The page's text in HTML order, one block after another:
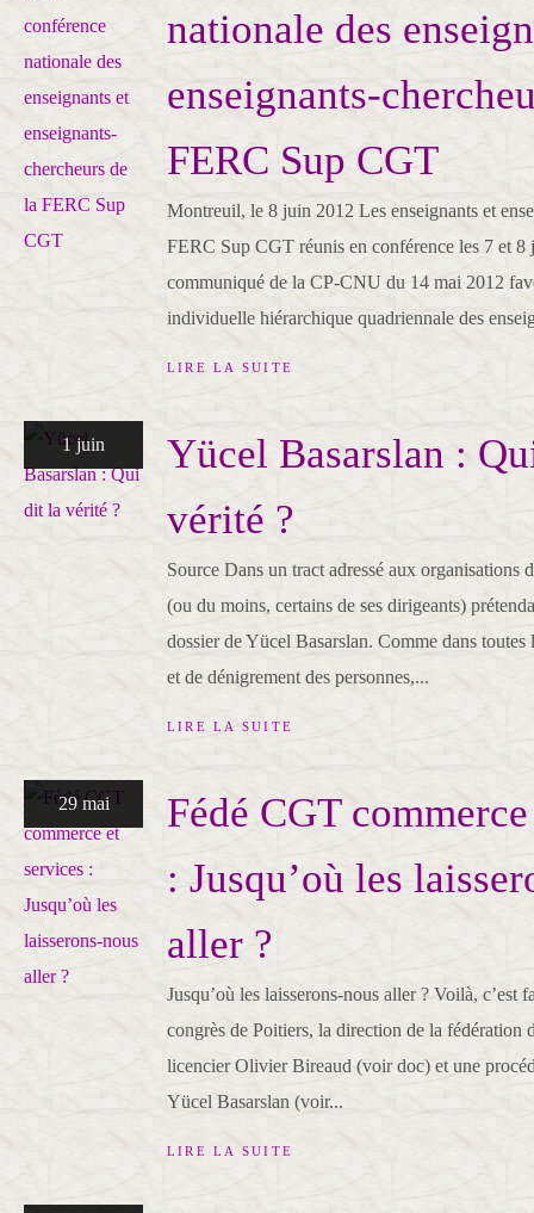
nationale des
enseignants-
FERC Sup CGT
Montreuil, le 8 juin 2012 Les enseignants et
FERC Sup CGT réunis en conférence les 7 et 8
communiqué de la CP-CNU du 14 mai 2012
individuelle hiérarchique quadriennale des
LIRE LA SUITE
1 juin
Yücel Basarslan :
vérité ?
Source Dans un tract adressé aux organisations
(ou du moins, certains de ses dirigeants)
dossier de Yücel Basarslan. Comme dans toutes
et de dénigrement des personnes,...
LIRE LA SUITE
29 mai
Fédé CGT
: Jusqu’où les
aller ?
Jusqu’où les laisserons-nous aller ? Voilà, c’est
congrès de Poitiers, la direction de la fédération
licencier Olivier Bireaud (voir doc) et une
Yücel Basarslan (voir...
LIRE LA SUITE